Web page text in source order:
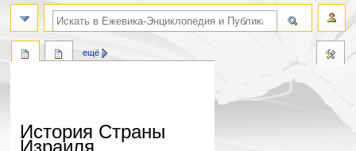
История Страны
ещё
поиск по словам